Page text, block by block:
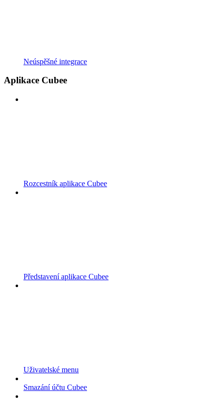
Neúspěšné integrace
Aplikace Cubee
Rozcestník aplikace Cubee
Představení aplikace Cubee
Uživatelské menu
Smazání účtu Cubee